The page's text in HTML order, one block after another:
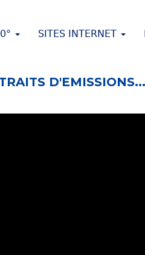
SITES INTERNET
D'EMISSIONS...